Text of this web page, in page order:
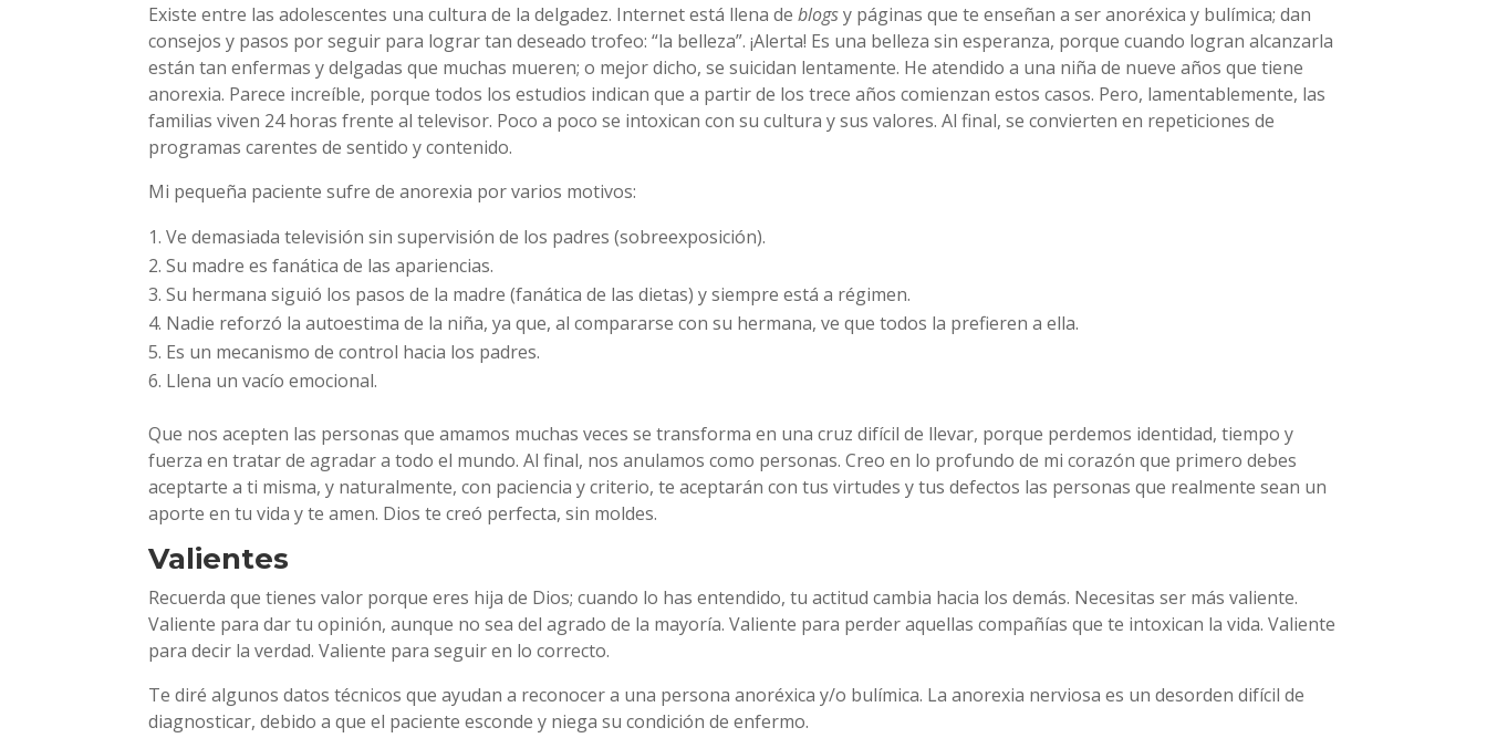
Existe entre las adolescentes una cultura de la delgadez. Internet está llena deblogsy páginas que te enseñan a ser anoréxica y bulímica; dan
consejos y pasos por seguir para lograr tan deseado trofeo: “la belleza”. ¡Alerta! Es una belleza sin esperanza, porque cuando logran alcanzarla
están tan enfermas y delgadas que muchas mueren; o mejor dicho, se suicidan lentamente. He atendido a una niña de nueve años que tiene
anorexia. Parece increíble, porque todos los estudios indican que a partir de los trece años comienzan estos casos. Pero, lamentablemente, las
familias viven 24 horas frente al televisor. Poco a poco se intoxican con su cultura y sus valores. Al final, se convierten en repeticiones de
programas carentes de sentido y contenido.
Mi pequeña paciente sufre de anorexia por varios motivos:
Ve demasiada televisión sin supervisión de los padres (sobreexposición).
Su madre es fanática de las apariencias.
Su hermana siguió los pasos de la madre (fanática de las dietas) y siempre está a régimen.
Nadie reforzó la autoestima de la niña, ya que, al compararse con su hermana, ve que todos la prefieren a ella.
Es un mecanismo de control hacia los padres.
Llena un vacío emocional.
Que nos acepten las personas que amamos muchas veces se transforma en una cruz difícil de llevar, porque perdemos identidad, tiempo y
fuerza en tratar de agradar a todo el mundo. Al final, nos anulamos como personas. Creo en lo profundo de mi corazón que primero debes
aceptarte a ti misma, y naturalmente, con paciencia y criterio, te aceptarán con tus virtudes y tus defectos las personas que realmente sean un
aporte en tu vida y te amen. Dios te creó perfecta, sin moldes.
Valientes
Recuerda que tienes valor porque eres hija de Dios; cuando lo has entendido, tu actitud cambia hacia los demás. Necesitas ser más valiente.
Valiente para dar tu opinión, aunque no sea del agrado de la mayoría. Valiente para perder aquellas compañías que te intoxican la vida. Valiente
para decir la verdad. Valiente para seguir en lo correcto.
Te diré algunos datos técnicos que ayudan a reconocer a una persona anoréxica y/o bulímica. La anorexia nerviosa es un desorden difícil de
diagnosticar, debido a que el paciente esconde y niega su condición de enfermo.